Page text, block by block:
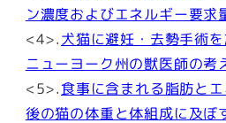
ン濃度およびエネルギー要求
<4>.犬猫に避妊・去勢手術
ニューヨーク州の獣医師の考
<5>.食事に含まれる脂肪と
後の猫の体重と体組成に及ぼ